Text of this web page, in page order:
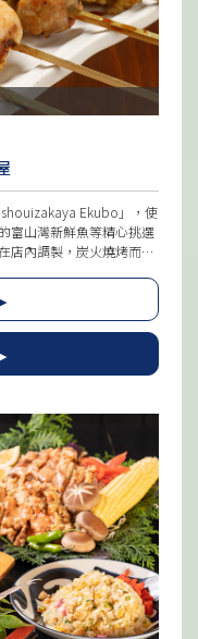
Ekubo」，使
富山灣新鮮魚等精心挑選
店內調製，炭火燒烤而
嚐。店內氣氛親切，設
鬆使用。